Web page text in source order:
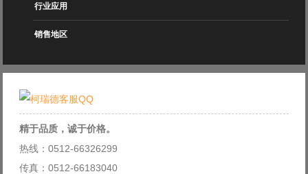
行业应用
销售地区
精于品质，诚于价格。
热线：0512-66326299
传真：0512-66183040